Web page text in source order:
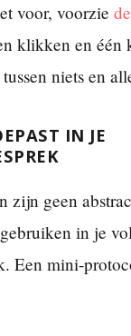
voor, voorzie
klikken en één
niets en
IN JE
zijn geen
in je
Een mini-